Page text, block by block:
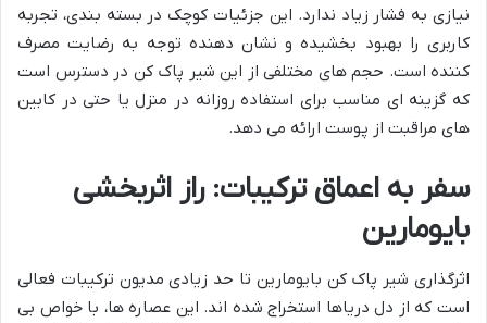
نیازی به فشار زیاد ندارد. این جزئیات کوچک در بسته بندی، تجربه
کاربری را بهبود بخشیده و نشان دهنده توجه به رضایت مصرف
کننده است. حجم های مختلفی از این شیر پاک کن در دسترس است
که گزینه ای مناسب برای استفاده روزانه در منزل یا حتی در کابین
های مراقبت از پوست ارائه می دهد.
سفر به اعماق ترکیبات: راز اثربخشی
بایومارین
اثرگذاری شیر پاک کن بایومارین تا حد زیادی مدیون ترکیبات فعالی
است که از دل دریاها استخراج شده اند. این عصاره ها، با خواص بی